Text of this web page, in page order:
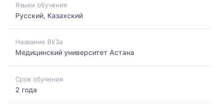
Языки обучения
Русский, Казахский
Название ВУЗа
Медицинский университет Астана
Срок обучения
2 года